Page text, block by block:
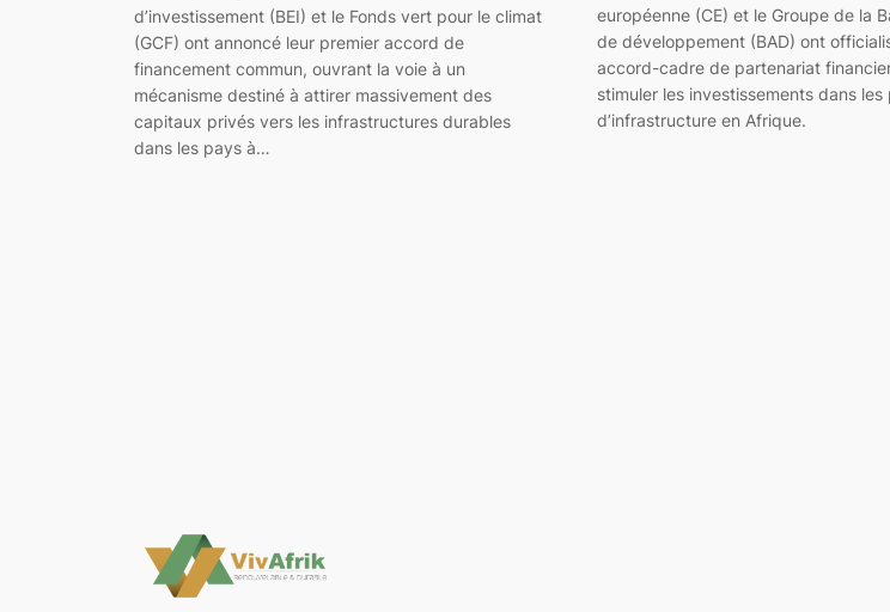
d’investissement (BEI) et le Fonds vert pour le climat
(GCF) ont annoncé leur premier accord de
financement commun, ouvrant la voie à un
mécanisme destiné à attirer massivement des
capitaux privés vers les infrastructures durables
dans les pays à…
européenne (CE) et le Groupe de la
de développement (BAD) ont
accord-cadre de partenariat
stimuler les investissements dans les
d’infrastructure en